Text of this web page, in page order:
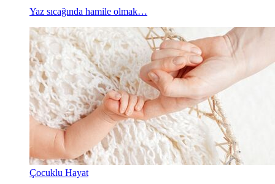
Yaz sıcağında hamile olmak…
Çocuklu Hayat